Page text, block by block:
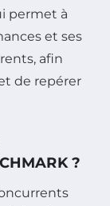
permet à
et ses
afin
de repérer
?